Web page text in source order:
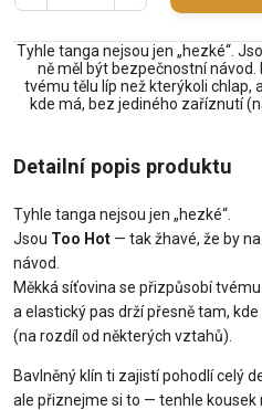
Tyhle tanga nejsou jen „hezké“.
ně měl být bezpečnostní
tvému tělu líp než kterýkoli chlap,
kde má, bez jediného zaříznutí
Detailní popis produktu
Tyhle tanga nejsou jen „hezké“.
Jsou Too Hot — tak žhavé, že by
návod.
Měkká síťovina se přizpůsobí
a elastický pas drží přesně tam,
(na rozdíl od některých vztahů).
Bavlněný klín ti zajistí pohodlí celý
ale přiznejme si to — tenhle kousek